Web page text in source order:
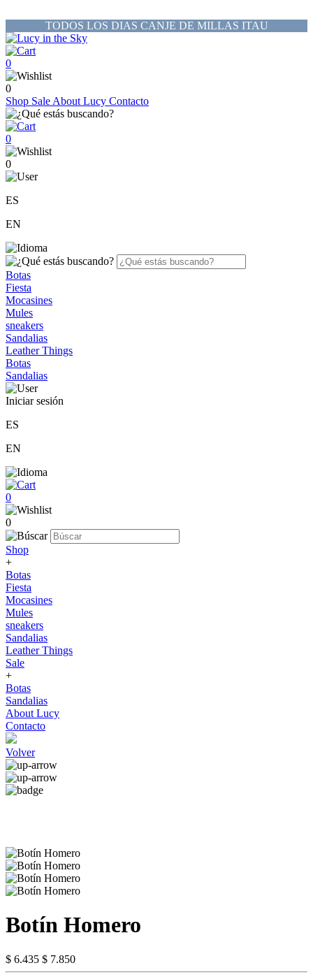
TODOS LOS DIAS CANJE DE MILLAS ITAU
0
0
Shop Sale About Lucy Contacto
0
0
ES
EN
Botas
Fiesta
Mocasines
Mules
sneakers
Sandalias
Leather Things
Botas
Sandalias
Iniciar sesión
ES
EN
0
0
Shop
+
Botas
Fiesta
Mocasines
Mules
sneakers
Sandalias
Leather Things
Sale
+
Botas
Sandalias
About Lucy
Contacto
Volver
Botín Homero
$ 6.435 $ 7.850